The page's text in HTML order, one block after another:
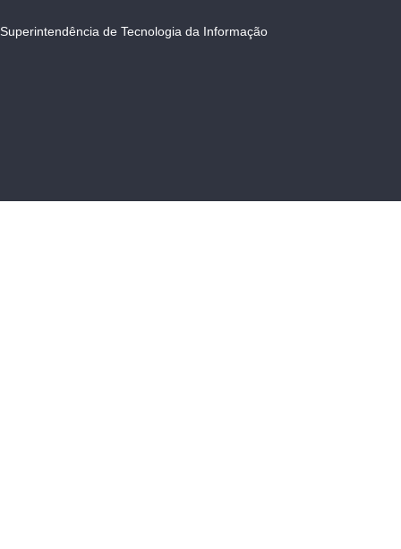
Superintendência de Tecnologia da Informação